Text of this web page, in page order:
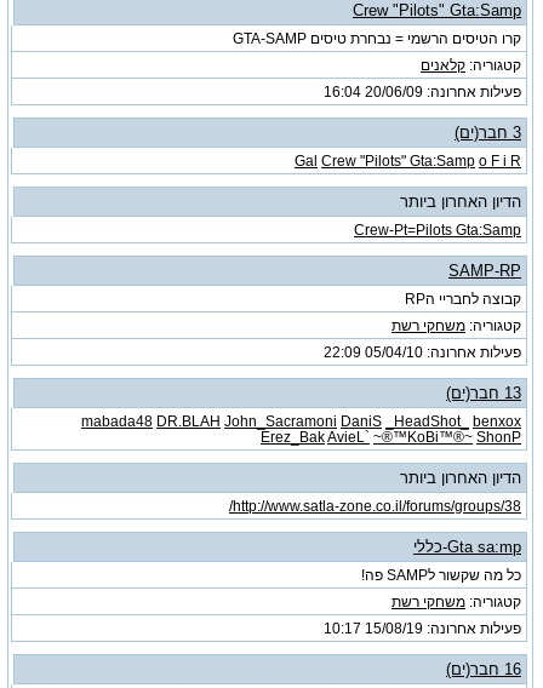
Crew "Pilots" Gta:Samp
קרו הטיסים הרשמי = נבחרת טיסים GTA-SAMP
קטגוריה: קלאנים
פעילות אחרונה: 20/06/09
16:04
3 חבר(ים)
Gal Crew "Pilots" Gta:Samp o F i R
הדיון האחרון ביותר
Crew-Pt=Pilots Gta:Samp
SAMP-RP
קבוצה לחבריי הRP
קטגוריה: משחקי רשת
פעילות אחרונה: 05/04/10
22:09
13 חבר(ים)
mabada48 DR.BLAH John_Sacramoni DaniS _HeadShot_
benxox
Erez_BakAvieL` ~®™KoBi™®~ ShonP
הדיון האחרון ביותר
http://www.satla-zone.co.il/forums/groups/38/
Gta sa:mp-כללי
כל מה שקשור לSAMP פה!
קטגוריה: משחקי רשת
פעילות אחרונה: 15/08/19
10:17
16 חבר(ים)